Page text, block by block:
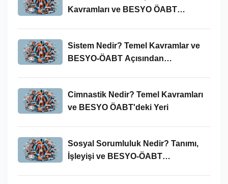
Kavramları ve BESYO ÖABT
Sistem Nedir? Temel Kavramlar ve
BESYO-ÖABT Açısından
Cimnastik Nedir? Temel Kavramları
ve BESYO ÖABT'deki Yeri
Sosyal Sorumluluk Nedir? Tanımı,
İşleyişi ve BESYO-ÖABT